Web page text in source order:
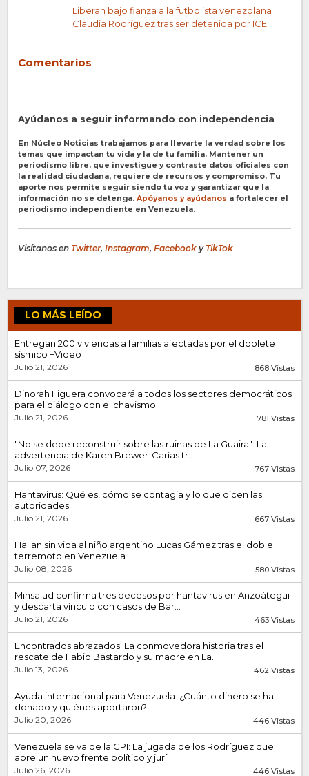
Liberan bajo fianza a la futbolista venezolana
Claudia Rodríguez tras ser detenida por ICE
Comentarios
Ayúdanos a seguir informando con independencia
En Núcleo Noticias trabajamos para llevarte la verdad sobre los
temas que impactan tu vida y la de tu familia. Mantener un
periodismo libre, que investigue y contraste datos oficiales con
la realidad ciudadana, requiere de recursos y compromiso. Tu
aporte nos permite seguir siendo tu voz y garantizar que la
información no se detenga. Apóyanos y ayúdanos a fortalecer el
periodismo independiente en Venezuela.
Visítanos en Twitter, Instagram, Facebook y TikTok
LO MÁS LEÍDO
Entregan 200 viviendas a familias afectadas por el doblete
sísmico +Video
Julio 21, 2026 868 Vistas
Dinorah Figuera convocará a todos los sectores democráticos
para el diálogo con el chavismo
Julio 21, 2026 781 Vistas
"No se debe reconstruir sobre las ruinas de La Guaira": La
advertencia de Karen Brewer-Carías tr...
Julio 07, 2026 767 Vistas
Hantavirus: Qué es, cómo se contagia y lo que dicen las
autoridades
Julio 21, 2026 667 Vistas
Hallan sin vida al niño argentino Lucas Gámez tras el doble
terremoto en Venezuela
Julio 08, 2026 580 Vistas
Minsalud confirma tres decesos por hantavirus en Anzoátegui
y descarta vínculo con casos de Bar...
Julio 21, 2026 463 Vistas
Encontrados abrazados: La conmovedora historia tras el
rescate de Fabio Bastardo y su madre en La...
Julio 13, 2026 462 Vistas
Ayuda internacional para Venezuela: ¿Cuánto dinero se ha
donado y quiénes aportaron?
Julio 20, 2026 446 Vistas
Venezuela se va de la CPI: La jugada de los Rodríguez que
abre un nuevo frente político y jurí...
Julio 26, 2026 446 Vistas